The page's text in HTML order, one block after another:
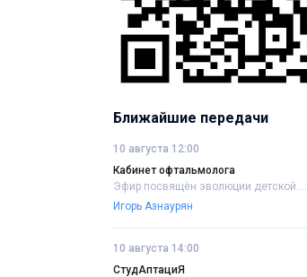
Ближайшие передачи
10 августа 12:00
Кабинет офтальмолога
Эфир посвящён эволюции детской....
Игорь Азнаурян
10 августа 14:00
СтудАптациЯ